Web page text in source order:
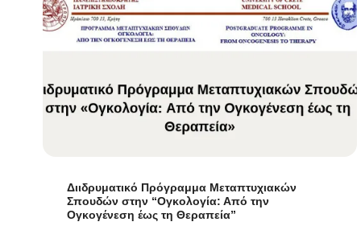
Διιδρυματικό Πρόγραμμα Μεταπτυχιακών
Σπουδών στην “Ογκολογία: Από την
Ογκογένεση έως τη Θεραπεία”